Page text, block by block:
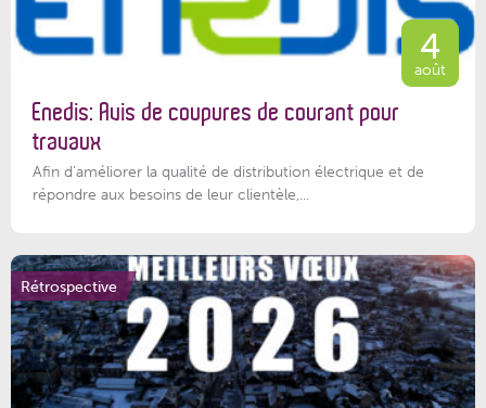
4
août
Enedis: Avis de coupures de courant pour
travaux
Afin d’améliorer la qualité de distribution électrique et de
répondre aux besoins de leur clientèle,...
Rétrospective